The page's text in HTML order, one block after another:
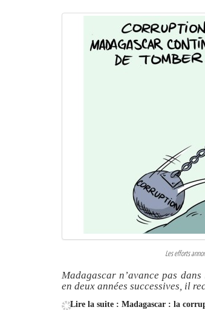
Les efforts
Madagascar n’avance pas
en deux années successives, il
Lire la suite : Madagascar : la